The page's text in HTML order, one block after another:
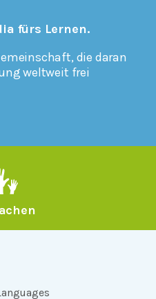
fürs Lernen.
die daran
weltweit frei